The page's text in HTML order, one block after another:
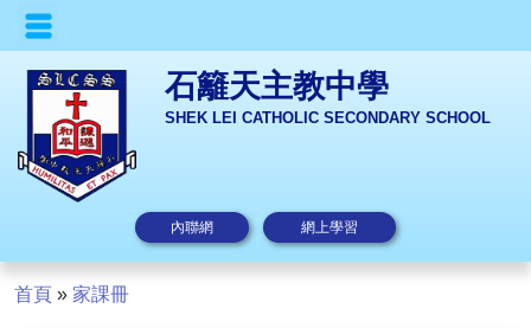
石籬天主教中學
SHEK LEI CATHOLIC SECONDARY SCHOOL
內聯網 網上學習
首頁 » 家課冊